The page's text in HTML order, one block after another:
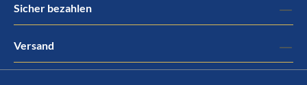
Sicher bezahlen
Versand